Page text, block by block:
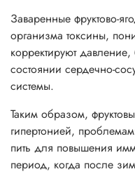
Заваренные фруктово-
организма токсины,
корректируют
состоянии сердечно-
системы.
Таким образом,
гипертонией,
пить для повышения
период, когда после